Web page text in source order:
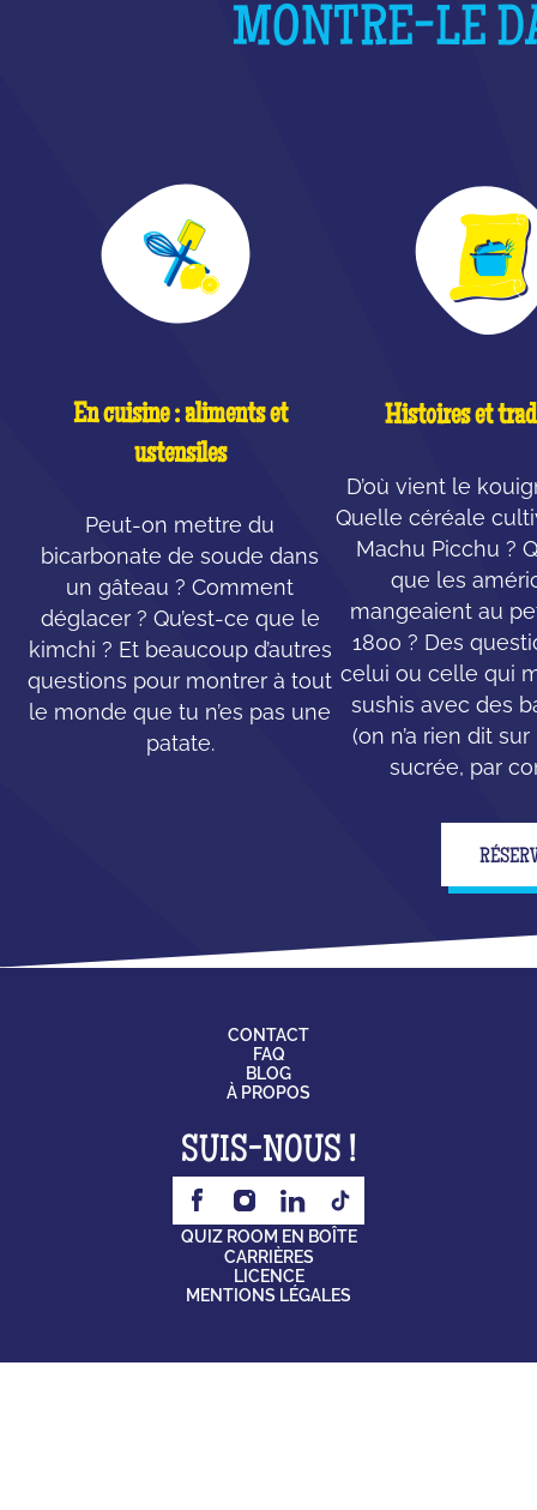
MONTRE-LE
En cuisine : aliments et
ustensiles
Peut-on mettre du
bicarbonate de soude dans
un gâteau ? Comment
déglacer ? Qu’est-ce que le
kimchi ? Et beaucoup d’autres
questions pour montrer à tout
le monde que tu n’es pas une
patate.
Histoires et
D’où vient le
Quelle céréale
Machu Picchu ?
que les
mangeaient au
1800 ? Des
celui ou celle qui
sushis avec des
(on n’a rien dit
sucrée, par
CONTACT
FAQ
BLOG
À PROPOS
SUIS-NOUS !
QUIZ ROOM EN BOÎTE
CARRIÈRES
LICENCE
MENTIONS LÉGALES